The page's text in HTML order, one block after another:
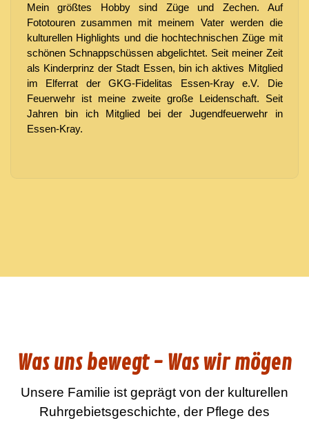
Mein größtes Hobby sind Züge und Zechen. Auf
Fototouren zusammen mit meinem Vater werden die
kulturellen Highlights und die hochtechnischen Züge mit
schönen Schnappschüssen abgelichtet. Seit meiner Zeit
als Kinderprinz der Stadt Essen, bin ich aktives Mitglied
im Elferrat der GKG-Fidelitas Essen-Kray e.V. Die
Feuerwehr ist meine zweite große Leidenschaft. Seit
Jahren bin ich Mitglied bei der Jugendfeuerwehr in
Essen-Kray.
Was uns bewegt - Was wir mögen
Unsere Familie ist geprägt von der kulturellen
Ruhrgebietsgeschichte, der Pflege des